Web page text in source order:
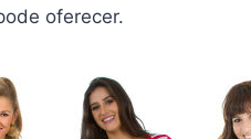
oferecer.